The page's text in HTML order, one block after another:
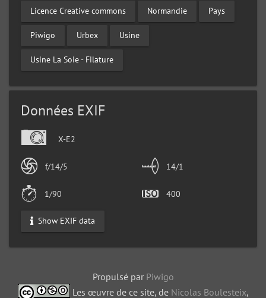
Licence Creative commons Normandie Pays
Piwigo Urbex Usine
Usine La Soie - Filature
Données EXIF
X-E2
f/14/5 14/1
1/90 400
Show EXIF data
Propulsé par Piwigo
Les œuvre de ce site, de Nicolas Boulesteix,